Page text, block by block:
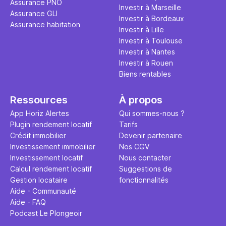
Assurance PNO
Assurance GLI
Assurance habitation
Investir à Marseille
Investir à Bordeaux
Investir à Lille
Investir à Toulouse
Investir à Nantes
Investir à Rouen
Biens rentables
Ressources
App Horiz Alertes
Plugin rendement locatif
Crédit immobilier
Investissement immobilier
Investissement locatif
Calcul rendement locatif
Gestion locataire
Aide - Communauté
Aide - FAQ
Podcast Le Plongeoir
À propos
Qui sommes-nous ?
Tarifs
Devenir partenaire
Nos CGV
Nous contacter
Suggestions de
fonctionnalités